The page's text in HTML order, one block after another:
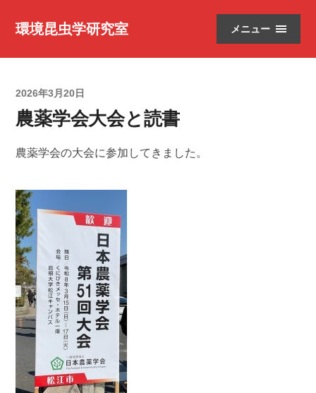
環境昆虫学研究室 メニュー
2026年3月20日
農薬学会大会と読書
農薬学会の大会に参加してきました。